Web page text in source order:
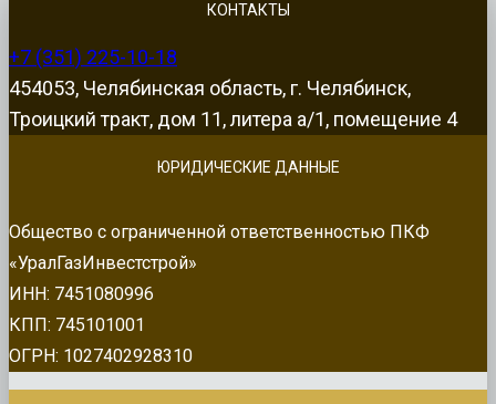
КОНТАКТЫ
+7 (351) 225-10-18
454053, Челябинская область, г. Челябинск,
Троицкий тракт, дом 11, литера а/1, помещение 4
ЮРИДИЧЕСКИЕ ДАННЫЕ
Общество с ограниченной ответственностью ПКФ
«УралГазИнвестстрой»
ИНН: 7451080996
КПП: 745101001
ОГРН: 1027402928310